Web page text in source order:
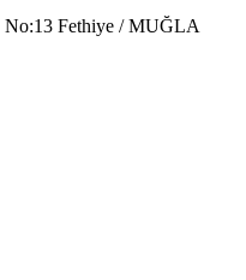
No:13 Fethiye / MUĞLA